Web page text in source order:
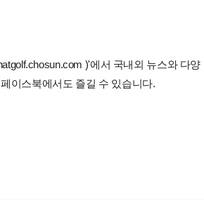
)'에서 국내외 뉴스와 다양
이스북에서도 즐길 수 있습니다.